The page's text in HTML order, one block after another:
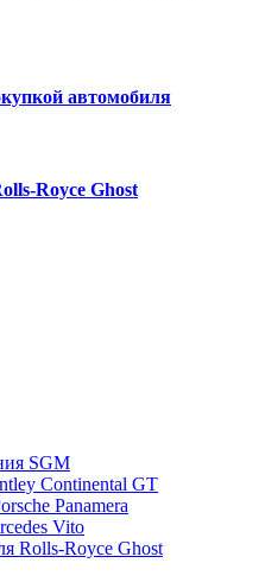
автомобиля
Royce Ghost
SGM
Continental GT
Panamera
Vito
Rolls-Royce Ghost